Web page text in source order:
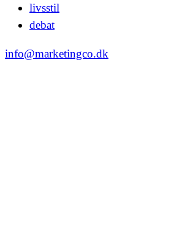
livsstil
debat
info@marketingco.dk